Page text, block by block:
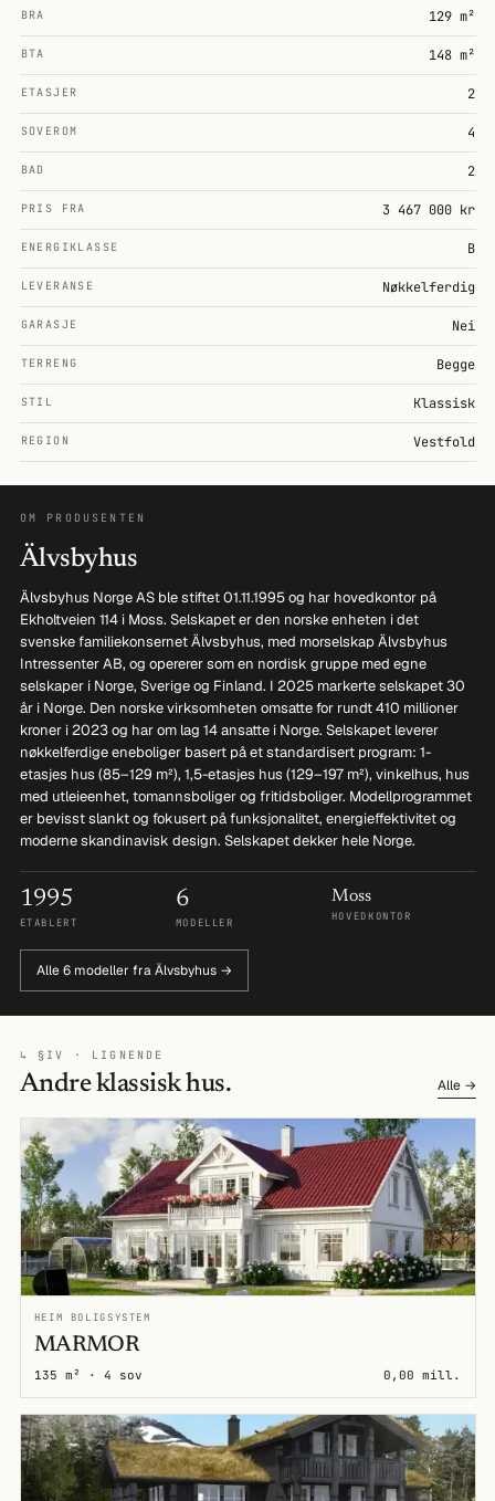
BRA 129 m²
BTA 148 m²
ETASJER 2
SOVEROM 4
BAD 2
PRIS FRA 3 467 000 kr
ENERGIKLASSE B
LEVERANSE Nøkkelferdig
GARASJE Nei
TERRENG Begge
STIL Klassisk
REGION Vestfold
OM PRODUSENTEN
Älvsbyhus
Älvsbyhus Norge AS ble stiftet 01.11.1995 og har hovedkontor på
Ekholtveien 114 i Moss. Selskapet er den norske enheten i det
svenske familiekonsernet Älvsbyhus, med morselskap Älvsbyhus
Intressenter AB, og opererer som en nordisk gruppe med egne
selskaper i Norge, Sverige og Finland. I 2025 markerte selskapet 30
år i Norge. Den norske virksomheten omsatte for rundt 410 millioner
kroner i 2023 og har om lag 14 ansatte i Norge. Selskapet leverer
nøkkelferdige eneboliger basert på et standardisert program: 1-
etasjes hus (85–129 m²), 1,5-etasjes hus (129–197 m²), vinkelhus, hus
med utleieenhet, tomannsboliger og fritidsboliger. Modellprogrammet
er bevisst slankt og fokusert på funksjonalitet, energieffektivitet og
moderne skandinavisk design. Selskapet dekker hele Norge.
1995
ETABLERT
6
MODELLER
Moss
HOVEDKONTOR
Alle 6 modeller fra Älvsbyhus →
↳ §IV · LIGNENDE
Andre klassisk hus. Alle →
HEIM BOLIGSYSTEM
MARMOR
135 m² · 4 sov 0,00 mill.